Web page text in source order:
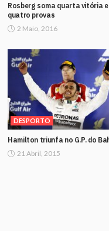
Rosberg soma quarta vitória
quatro provas
2 Maio, 2016
DESPORTO
Hamilton triunfa no G.P. do
21 Abril, 2015